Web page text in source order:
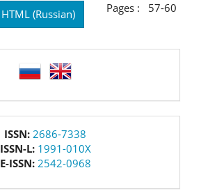
HTML (Russian) Pages : 57-60
ISSN: 2686-7338
ISSN-L: 1991-010X
E-ISSN: 2542-0968